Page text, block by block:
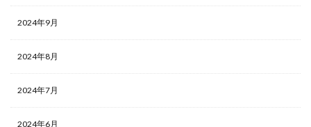
2024年9月
2024年8月
2024年7月
2024年6月